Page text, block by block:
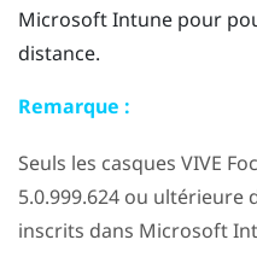
Microsoft Intune pour
distance.
Remarque :
Seuls les casques VIVE
5.0.999.624 ou ultérieure
inscrits dans Microsoft